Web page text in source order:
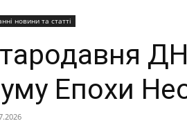
новини та статті
Епохи